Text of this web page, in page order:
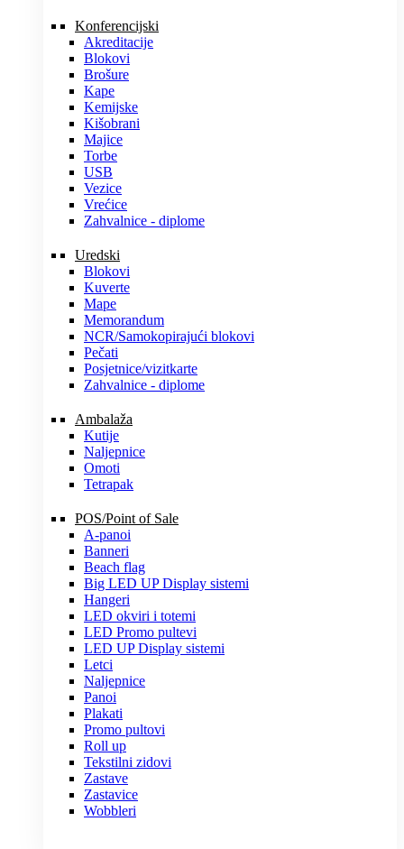
Konferencijski
Akreditacije
Blokovi
Brošure
Kape
Kemijske
Kišobrani
Majice
Torbe
USB
Vezice
Vrećice
Zahvalnice - diplome
Uredski
Blokovi
Kuverte
Mape
Memorandum
NCR/Samokopirajući blokovi
Pečati
Posjetnice/vizitkarte
Zahvalnice - diplome
Ambalaža
Kutije
Naljepnice
Omoti
Tetrapak
POS/Point of Sale
A-panoi
Banneri
Beach flag
Big LED UP Display sistemi
Hangeri
LED okviri i totemi
LED Promo pultevi
LED UP Display sistemi
Letci
Naljepnice
Panoi
Plakati
Promo pultovi
Roll up
Tekstilni zidovi
Zastave
Zastavice
Wobbleri